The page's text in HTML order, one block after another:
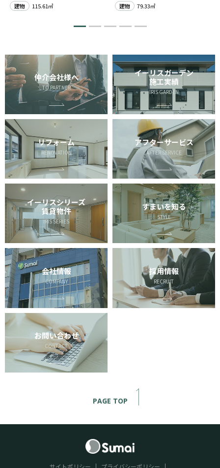
建物
115.61㎡
建物
79.33㎡
仲介会社様へ
TO PARTNER
イーリスガーデン
施工実績
IRIS GARDEN
リフォーム
RENOVATION
アフターサービス
AFTER SERVICE
イーリスシリーズ
賃貸物件
IRIS SERIES
すまいを知る
STYLE
会社情報
COMPANY
採用情報
RECRUIT
お問い合わせ
CONTACT
PAGE TOP